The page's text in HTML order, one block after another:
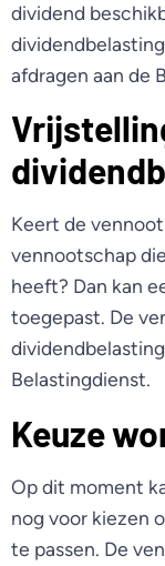
dividend
afdragen aan de
Keert de
vennootschap
heeft? Dan kan
toegepast. De
Belastingdienst.
Keuze
Op dit moment
nog voor kiezen
te passen. De